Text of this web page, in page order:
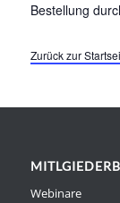
Bestellung
Zurück zur
Webinare